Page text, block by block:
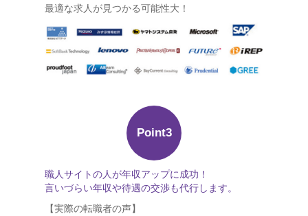
最適な求人が見つかる可能性大！
Point3
職人サイトの人が年収アップに成功！
言いづらい年収や待遇の交渉も代行します。
【実際の転職者の声】